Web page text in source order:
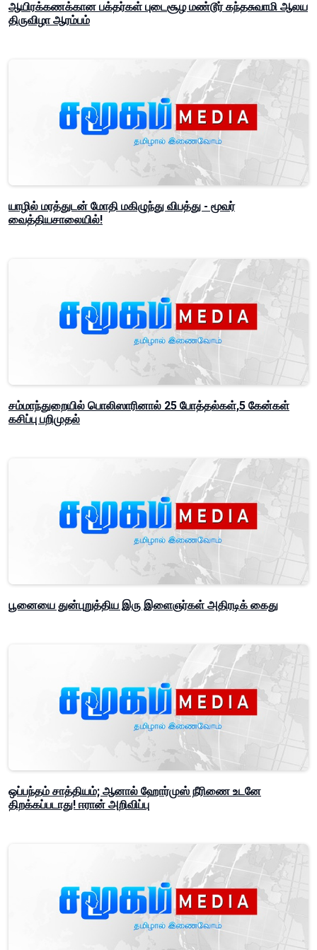
ஆயிரக்கணக்கான பக்தர்கள் புடைசூழ மண்டூர் கந்தசுவாமி ஆலய
திருவிழா ஆரம்பம்
யாழில் மரத்துடன் மோதி மகிழுந்து விபத்து - மூவர்
வைத்தியசாலையில்!
சம்மாந்துறையில் பொலிஸாரினால் 25 போத்தல்கள்,5 கேன்கள்
கசிப்பு பறிமுதல்
பூனையை துன்புறுத்திய இரு இளைஞர்கள் அதிரடிக் கைது
ஒப்பந்தம் சாத்தியம்; ஆனால் ஹோர்முஸ் நீரிணை உடனே
திறக்கப்படாது! ஈரான் அறிவிப்பு